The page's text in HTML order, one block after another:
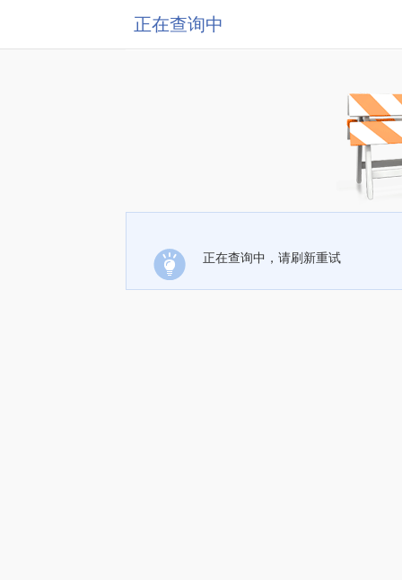
正在查询中
正在查询中，请刷新重试